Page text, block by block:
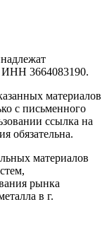
3664083190.
материалов
с письменного
ссылка на
обязательна.
материалов
рынка
в г.